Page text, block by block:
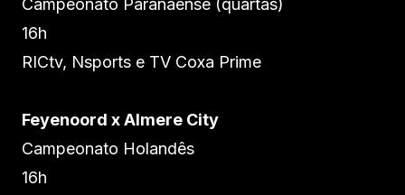
16h
RICtv, Nsports e TV Coxa Prime
Feyenoord x Almere City
Campeonato Holandês
16h